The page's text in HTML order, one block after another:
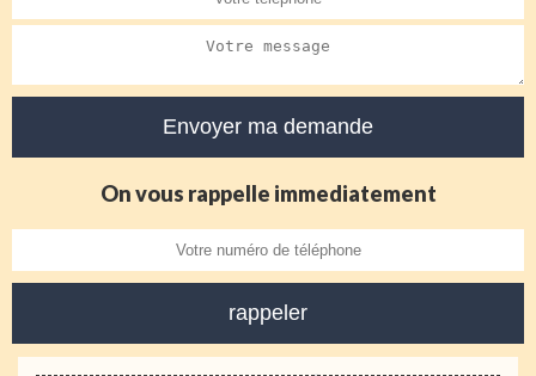
On vous rappelle immediatement